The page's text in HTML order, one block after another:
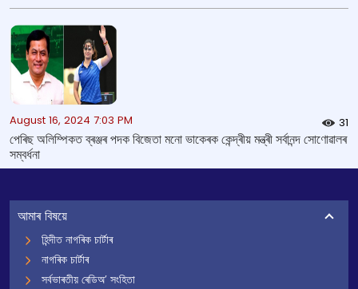
August 16, 2024 7:03 PM 31
পেৰিছ অলিম্পিকত ব্ৰঞ্জৰ পদক বিজেতা মনো ভাকেৰক কেন্দ্ৰীয় মন্ত্ৰী সৰ্বানন্দ সোণোৱালৰ
সম্বর্ধনা
আমাৰ বিষয়ে
হিন্দীত নাগৰিক চাৰ্টাৰ
নাগৰিক চাৰ্টাৰ
সৰ্বভাৰতীয় ৰেডিঅ’ সংহিতা